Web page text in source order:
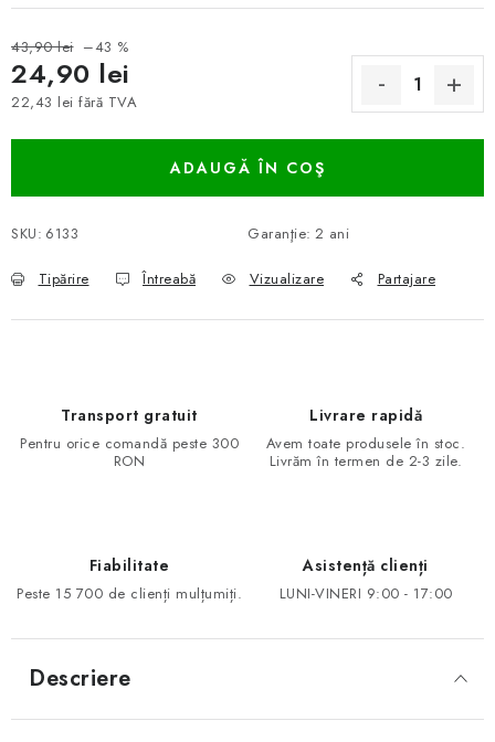
43,90 lei –43 %
24,90 lei
22,43 lei fără TVA
ADAUGĂ ÎN COŞ
SKU: 6133 Garanţie: 2 ani
Tipărire Întreabă Vizualizare Partajare
Transport gratuit
Pentru orice comandă peste 300
RON
Livrare rapidă
Avem toate produsele în stoc.
Livrăm în termen de 2-3 zile.
Fiabilitate
Peste 15 700 de clienți mulțumiți.
Asistență clienți
LUNI-VINERI 9:00 - 17:00
Descriere